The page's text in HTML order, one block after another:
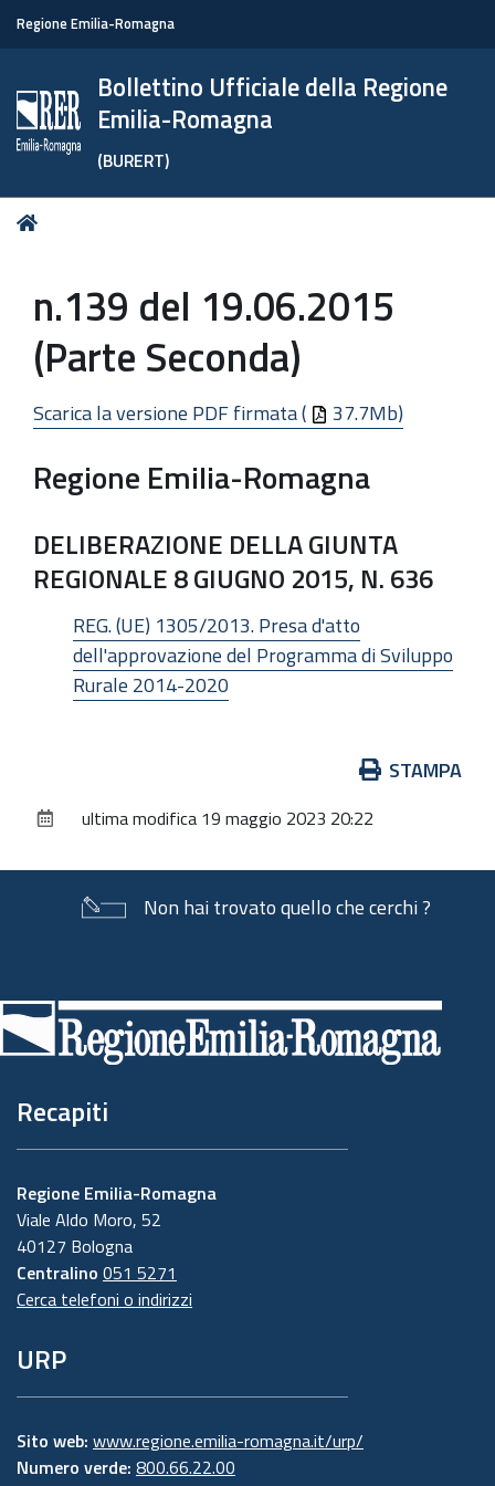
Regione Emilia-Romagna
Bollettino Ufficiale della Regione
Emilia-Romagna
(BURERT)
Tu
n.139 del 19.06.2015
(Parte Seconda)
Scarica la versione PDF firmata ( 37.7Mb)
Regione Emilia-Romagna
DELIBERAZIONE DELLA GIUNTA
REGIONALE 8 GIUGNO 2015, N. 636
REG. (UE) 1305/2013. Presa d'atto
dell'approvazione del Programma di Sviluppo
Rurale 2014-2020
documento
STAMPA
ultima modifica 19 maggio 2023 20:22
Non hai trovato quello che cerchi ?
di
pagina
Recapiti
Regione Emilia-Romagna
Viale Aldo Moro, 52
40127 Bologna
Centralino 051 5271
Cerca telefoni o indirizzi
URP
Sito web: www.regione.emilia-romagna.it/urp/
Numero verde: 800.66.22.00